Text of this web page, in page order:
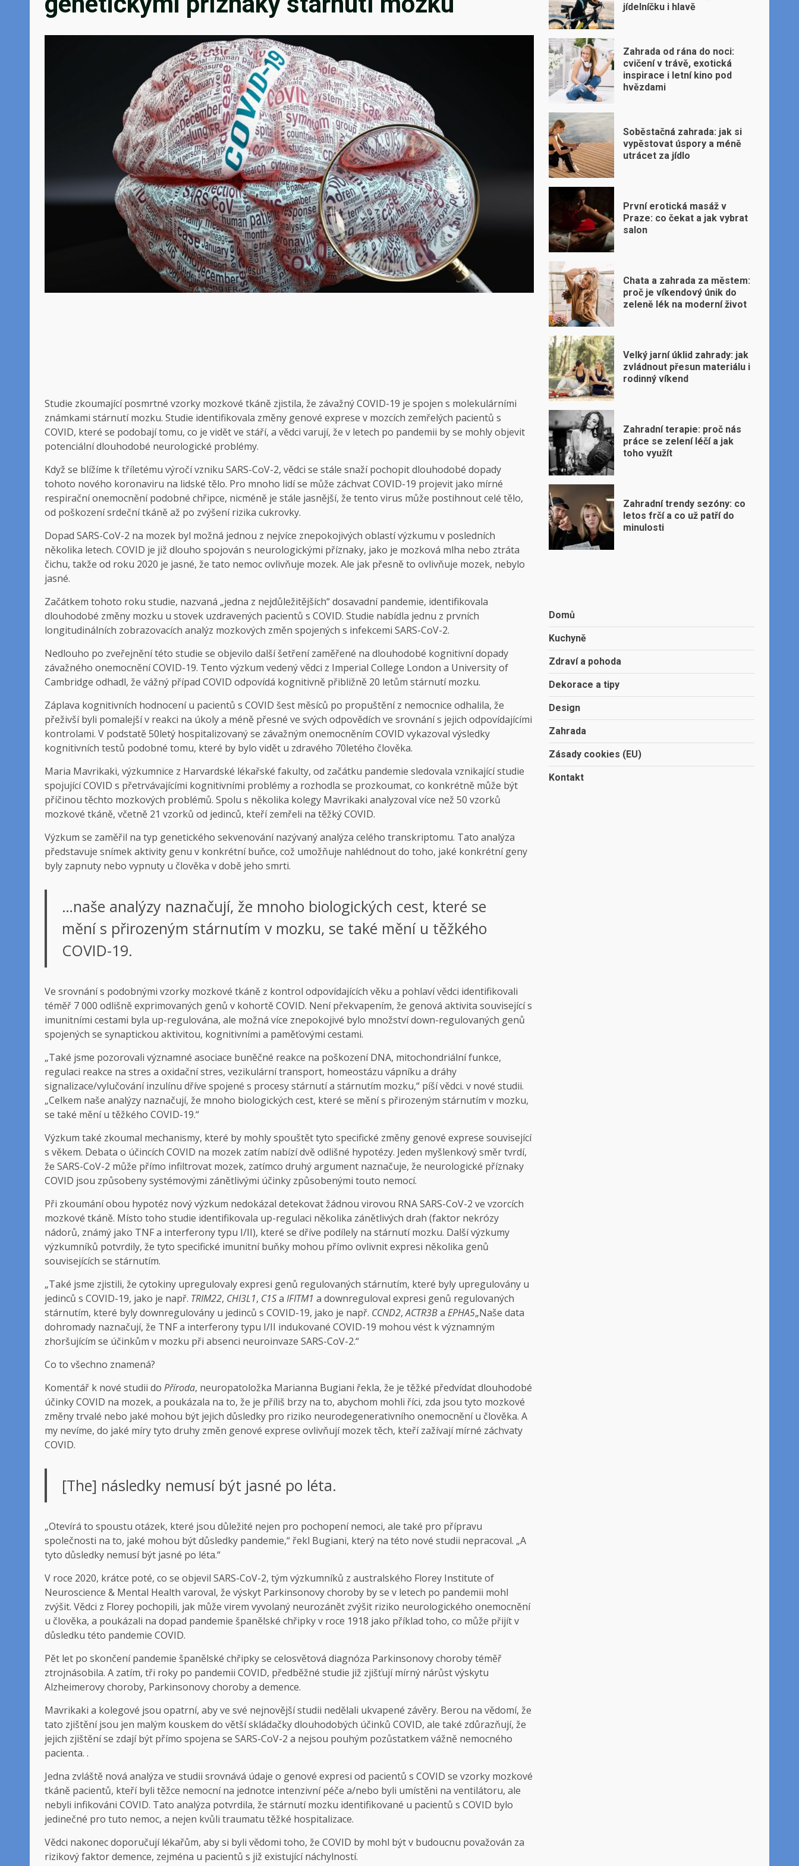
Studie zkoumající posmrtné vzorky mozkové tkáně zjistila, že závažný COVID-19 je spojen s molekulárními
známkami stárnutí mozku. Studie identifikovala změny genové exprese v mozcích zemřelých pacientů s
COVID, které se podobají tomu, co je vidět ve stáří, a vědci varují, že v letech po pandemii by se mohly objevit
potenciální dlouhodobé neurologické problémy.
Když se blížíme k tříletému výročí vzniku SARS-CoV-2, vědci se stále snaží pochopit dlouhodobé dopady
tohoto nového koronaviru na lidské tělo. Pro mnoho lidí se může záchvat COVID-19 projevit jako mírné
respirační onemocnění podobné chřipce, nicméně je stále jasnější, že tento virus může postihnout celé tělo,
od poškození srdeční tkáně až po zvýšení rizika cukrovky.
Dopad SARS-CoV-2 na mozek byl možná jednou z nejvíce znepokojivých oblastí výzkumu v posledních
několika letech. COVID je již dlouho spojován s neurologickými příznaky, jako je mozková mlha nebo ztráta
čichu, takže od roku 2020 je jasné, že tato nemoc ovlivňuje mozek. Ale jak přesně to ovlivňuje mozek, nebylo
jasné.
Začátkem tohoto roku studie, nazvaná „jedna z nejdůležitějších“ dosavadní pandemie, identifikovala
dlouhodobé změny mozku u stovek uzdravených pacientů s COVID. Studie nabídla jednu z prvních
longitudinálních zobrazovacích analýz mozkových změn spojených s infekcemi SARS-CoV-2.
Nedlouho po zveřejnění této studie se objevilo další šetření zaměřené na dlouhodobé kognitivní dopady
závažného onemocnění COVID-19. Tento výzkum vedený vědci z Imperial College London a University of
Cambridge odhadl, že vážný případ COVID odpovídá kognitivně přibližně 20 letům stárnutí mozku.
Záplava kognitivních hodnocení u pacientů s COVID šest měsíců po propuštění z nemocnice odhalila, že
přeživší byli pomalejší v reakci na úkoly a méně přesné ve svých odpovědích ve srovnání s jejich odpovídajícími
kontrolami. V podstatě 50letý hospitalizovaný se závažným onemocněním COVID vykazoval výsledky
kognitivních testů podobné tomu, které by bylo vidět u zdravého 70letého člověka.
Maria Mavrikaki, výzkumnice z Harvardské lékařské fakulty, od začátku pandemie sledovala vznikající studie
spojující COVID s přetrvávajícími kognitivními problémy a rozhodla se prozkoumat, co konkrétně může být
příčinou těchto mozkových problémů. Spolu s několika kolegy Mavrikaki analyzoval více než 50 vzorků
mozkové tkáně, včetně 21 vzorků od jedinců, kteří zemřeli na těžký COVID.
Výzkum se zaměřil na typ genetického sekvenování nazývaný analýza celého transkriptomu. Tato analýza
představuje snímek aktivity genu v konkrétní buňce, což umožňuje nahlédnout do toho, jaké konkrétní geny
byly zapnuty nebo vypnuty u člověka v době jeho smrti.
…naše analýzy naznačují, že mnoho biologických cest, které se
mění s přirozeným stárnutím v mozku, se také mění u těžkého
COVID-19.
Ve srovnání s podobnými vzorky mozkové tkáně z kontrol odpovídajících věku a pohlaví vědci identifikovali
téměř 7 000 odlišně exprimovaných genů v kohortě COVID. Není překvapením, že genová aktivita související s
imunitními cestami byla up-regulována, ale možná více znepokojivé bylo množství down-regulovaných genů
spojených se synaptickou aktivitou, kognitivními a paměťovými cestami.
„Také jsme pozorovali významné asociace buněčné reakce na poškození DNA, mitochondriální funkce,
regulaci reakce na stres a oxidační stres, vezikulární transport, homeostázu vápníku a dráhy
signalizace/vylučování inzulínu dříve spojené s procesy stárnutí a stárnutím mozku,“ píší vědci. v nové studii.
„Celkem naše analýzy naznačují, že mnoho biologických cest, které se mění s přirozeným stárnutím v mozku,
se také mění u těžkého COVID-19.“
Výzkum také zkoumal mechanismy, které by mohly spouštět tyto specifické změny genové exprese související
s věkem. Debata o účincích COVID na mozek zatím nabízí dvě odlišné hypotézy. Jeden myšlenkový směr tvrdí,
že SARS-CoV-2 může přímo infiltrovat mozek, zatímco druhý argument naznačuje, že neurologické příznaky
COVID jsou způsobeny systémovými zánětlivými účinky způsobenými touto nemocí.
Při zkoumání obou hypotéz nový výzkum nedokázal detekovat žádnou virovou RNA SARS-CoV-2 ve vzorcích
mozkové tkáně. Místo toho studie identifikovala up-regulaci několika zánětlivých drah (faktor nekrózy
nádorů, známý jako TNF a interferony typu I/II), které se dříve podílely na stárnutí mozku. Další výzkumy
výzkumníků potvrdily, že tyto specifické imunitní buňky mohou přímo ovlivnit expresi několika genů
souvisejících se stárnutím.
„Také jsme zjistili, že cytokiny upregulovaly expresi genů regulovaných stárnutím, které byly upregulovány u
jedinců s COVID-19, jako je např. TRIM22, CHI3L1, C1Sa IFITM1 a downreguloval expresi genů regulovaných
stárnutím, které byly downregulovány u jedinců s COVID-19, jako je např. CCND2,ACTR3Ba EPHA5„Naše data
dohromady naznačují, že TNF a interferony typu I/II indukované COVID-19 mohou vést k významným
zhoršujícím se účinkům v mozku při absenci neuroinvaze SARS-CoV-2.“
Co to všechno znamená?
Komentář k nové studii do Příroda, neuropatoložka Marianna Bugiani řekla, že je těžké předvídat dlouhodobé
účinky COVID na mozek, a poukázala na to, že je příliš brzy na to, abychom mohli říci, zda jsou tyto mozkové
změny trvalé nebo jaké mohou být jejich důsledky pro riziko neurodegenerativního onemocnění u člověka. A
my nevíme, do jaké míry tyto druhy změn genové exprese ovlivňují mozek těch, kteří zažívají mírné záchvaty
COVID.
[The] následky nemusí být jasné po léta.
„Otevírá to spoustu otázek, které jsou důležité nejen pro pochopení nemoci, ale také pro přípravu
společnosti na to, jaké mohou být důsledky pandemie,“ řekl Bugiani, který na této nové studii nepracoval. „A
tyto důsledky nemusí být jasné po léta.“
V roce 2020, krátce poté, co se objevil SARS-CoV-2, tým výzkumníků z australského Florey Institute of
Neuroscience & Mental Health varoval, že výskyt Parkinsonovy choroby by se v letech po pandemii mohl
zvýšit. Vědci z Florey pochopili, jak může virem vyvolaný neurozánět zvýšit riziko neurologického onemocnění
u člověka, a poukázali na dopad pandemie španělské chřipky v roce 1918 jako příklad toho, co může přijít v
důsledku této pandemie COVID.
Pět let po skončení pandemie španělské chřipky se celosvětová diagnóza Parkinsonovy choroby téměř
ztrojnásobila. A zatím, tři roky po pandemii COVID, předběžné studie již zjišťují mírný nárůst výskytu
Alzheimerovy choroby, Parkinsonovy choroby a demence.
Mavrikaki a kolegové jsou opatrní, aby ve své nejnovější studii nedělali ukvapené závěry. Berou na vědomí, že
tato zjištění jsou jen malým kouskem do větší skládačky dlouhodobých účinků COVID, ale také zdůrazňují, že
jejich zjištění se zdají být přímo spojena se SARS-CoV-2 a nejsou pouhým pozůstatkem vážně nemocného
pacienta. .
Jedna zvláště nová analýza ve studii srovnává údaje o genové expresi od pacientů s COVID se vzorky mozkové
tkáně pacientů, kteří byli těžce nemocní na jednotce intenzivní péče a/nebo byli umístěni na ventilátoru, ale
nebyli infikováni COVID. Tato analýza potvrdila, že stárnutí mozku identifikované u pacientů s COVID bylo
jedinečné pro tuto nemoc, a nejen kvůli traumatu těžké hospitalizace.
Vědci nakonec doporučují lékařům, aby si byli vědomi toho, že COVID by mohl být v budoucnu považován za
rizikový faktor demence, zejména u pacientů s již existující náchylností.
jídelníčku i hlavě
Zahrada od rána do noci:
cvičení v trávě, exotická
inspirace i letní kino pod
hvězdami
Soběstačná zahrada: jak si
vypěstovat úspory a méně
utrácet za jídlo
První erotická masáž v
Praze: co čekat a jak vybrat
salon
Chata a zahrada za městem:
proč je víkendový únik do
zeleně lék na moderní život
Velký jarní úklid zahrady: jak
zvládnout přesun materiálu i
rodinný víkend
Zahradní terapie: proč nás
práce se zelení léčí a jak
toho využít
Zahradní trendy sezóny: co
letos frčí a co už patří do
minulosti
Domů
Kuchyně
Zdraví a pohoda
Dekorace a tipy
Design
Zahrada
Zásady cookies (EU)
Kontakt